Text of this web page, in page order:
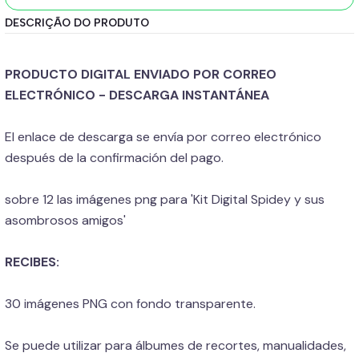
DESCRIÇÃO DO PRODUTO
PRODUCTO DIGITAL ENVIADO POR CORREO
ELECTRÓNICO - DESCARGA INSTANTÁNEA
El enlace de descarga se envía por correo electrónico
después de la confirmación del pago.
sobre 12 las imágenes png para 'Kit Digital Spidey y sus
asombrosos amigos'
RECIBES:
30 imágenes PNG con fondo transparente.
Se puede utilizar para álbumes de recortes, manualidades,